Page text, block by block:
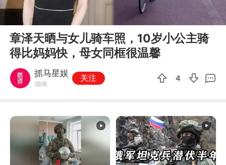
章泽天晒与女儿骑车照，10岁小公主骑
得比妈妈快，母女同框很温馨
抓马星娱
湖南
关注 4